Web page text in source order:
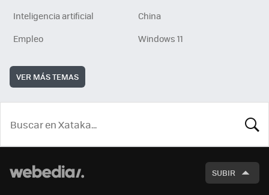
Inteligencia artificial
China
Empleo
Windows 11
VER MÁS TEMAS
SUBIR